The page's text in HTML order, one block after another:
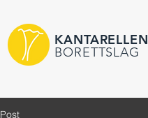
KANTARELLEN
BORETTSLAG
Post